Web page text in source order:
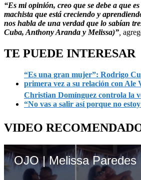
“Es mi opinión, creo que se debe a que
machista que está creciendo y
nos habla de una verdad que lo sabían
Cuba, Anthony Aranda y Melissa)”
TE PUEDE INTERESAR
“Es una gran mujer”: Rodrigo
primera vez a su relación con Ale
Christian Domínguez controla la
“No vas a salir así porque no
VIDEO
OJO | Melissa Paredes